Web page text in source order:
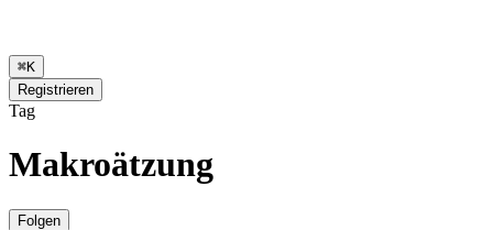
⌘K
Registrieren
Tag
Makroätzung
Folgen